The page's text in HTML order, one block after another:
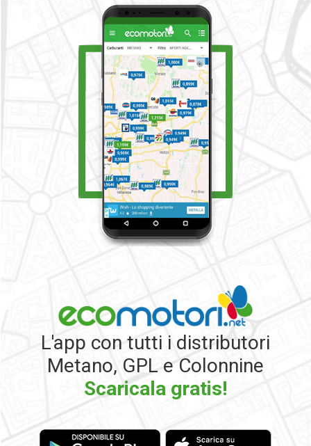
L'app con tutti i distributori
Metano, GPL e Colonnine
Scaricala gratis!